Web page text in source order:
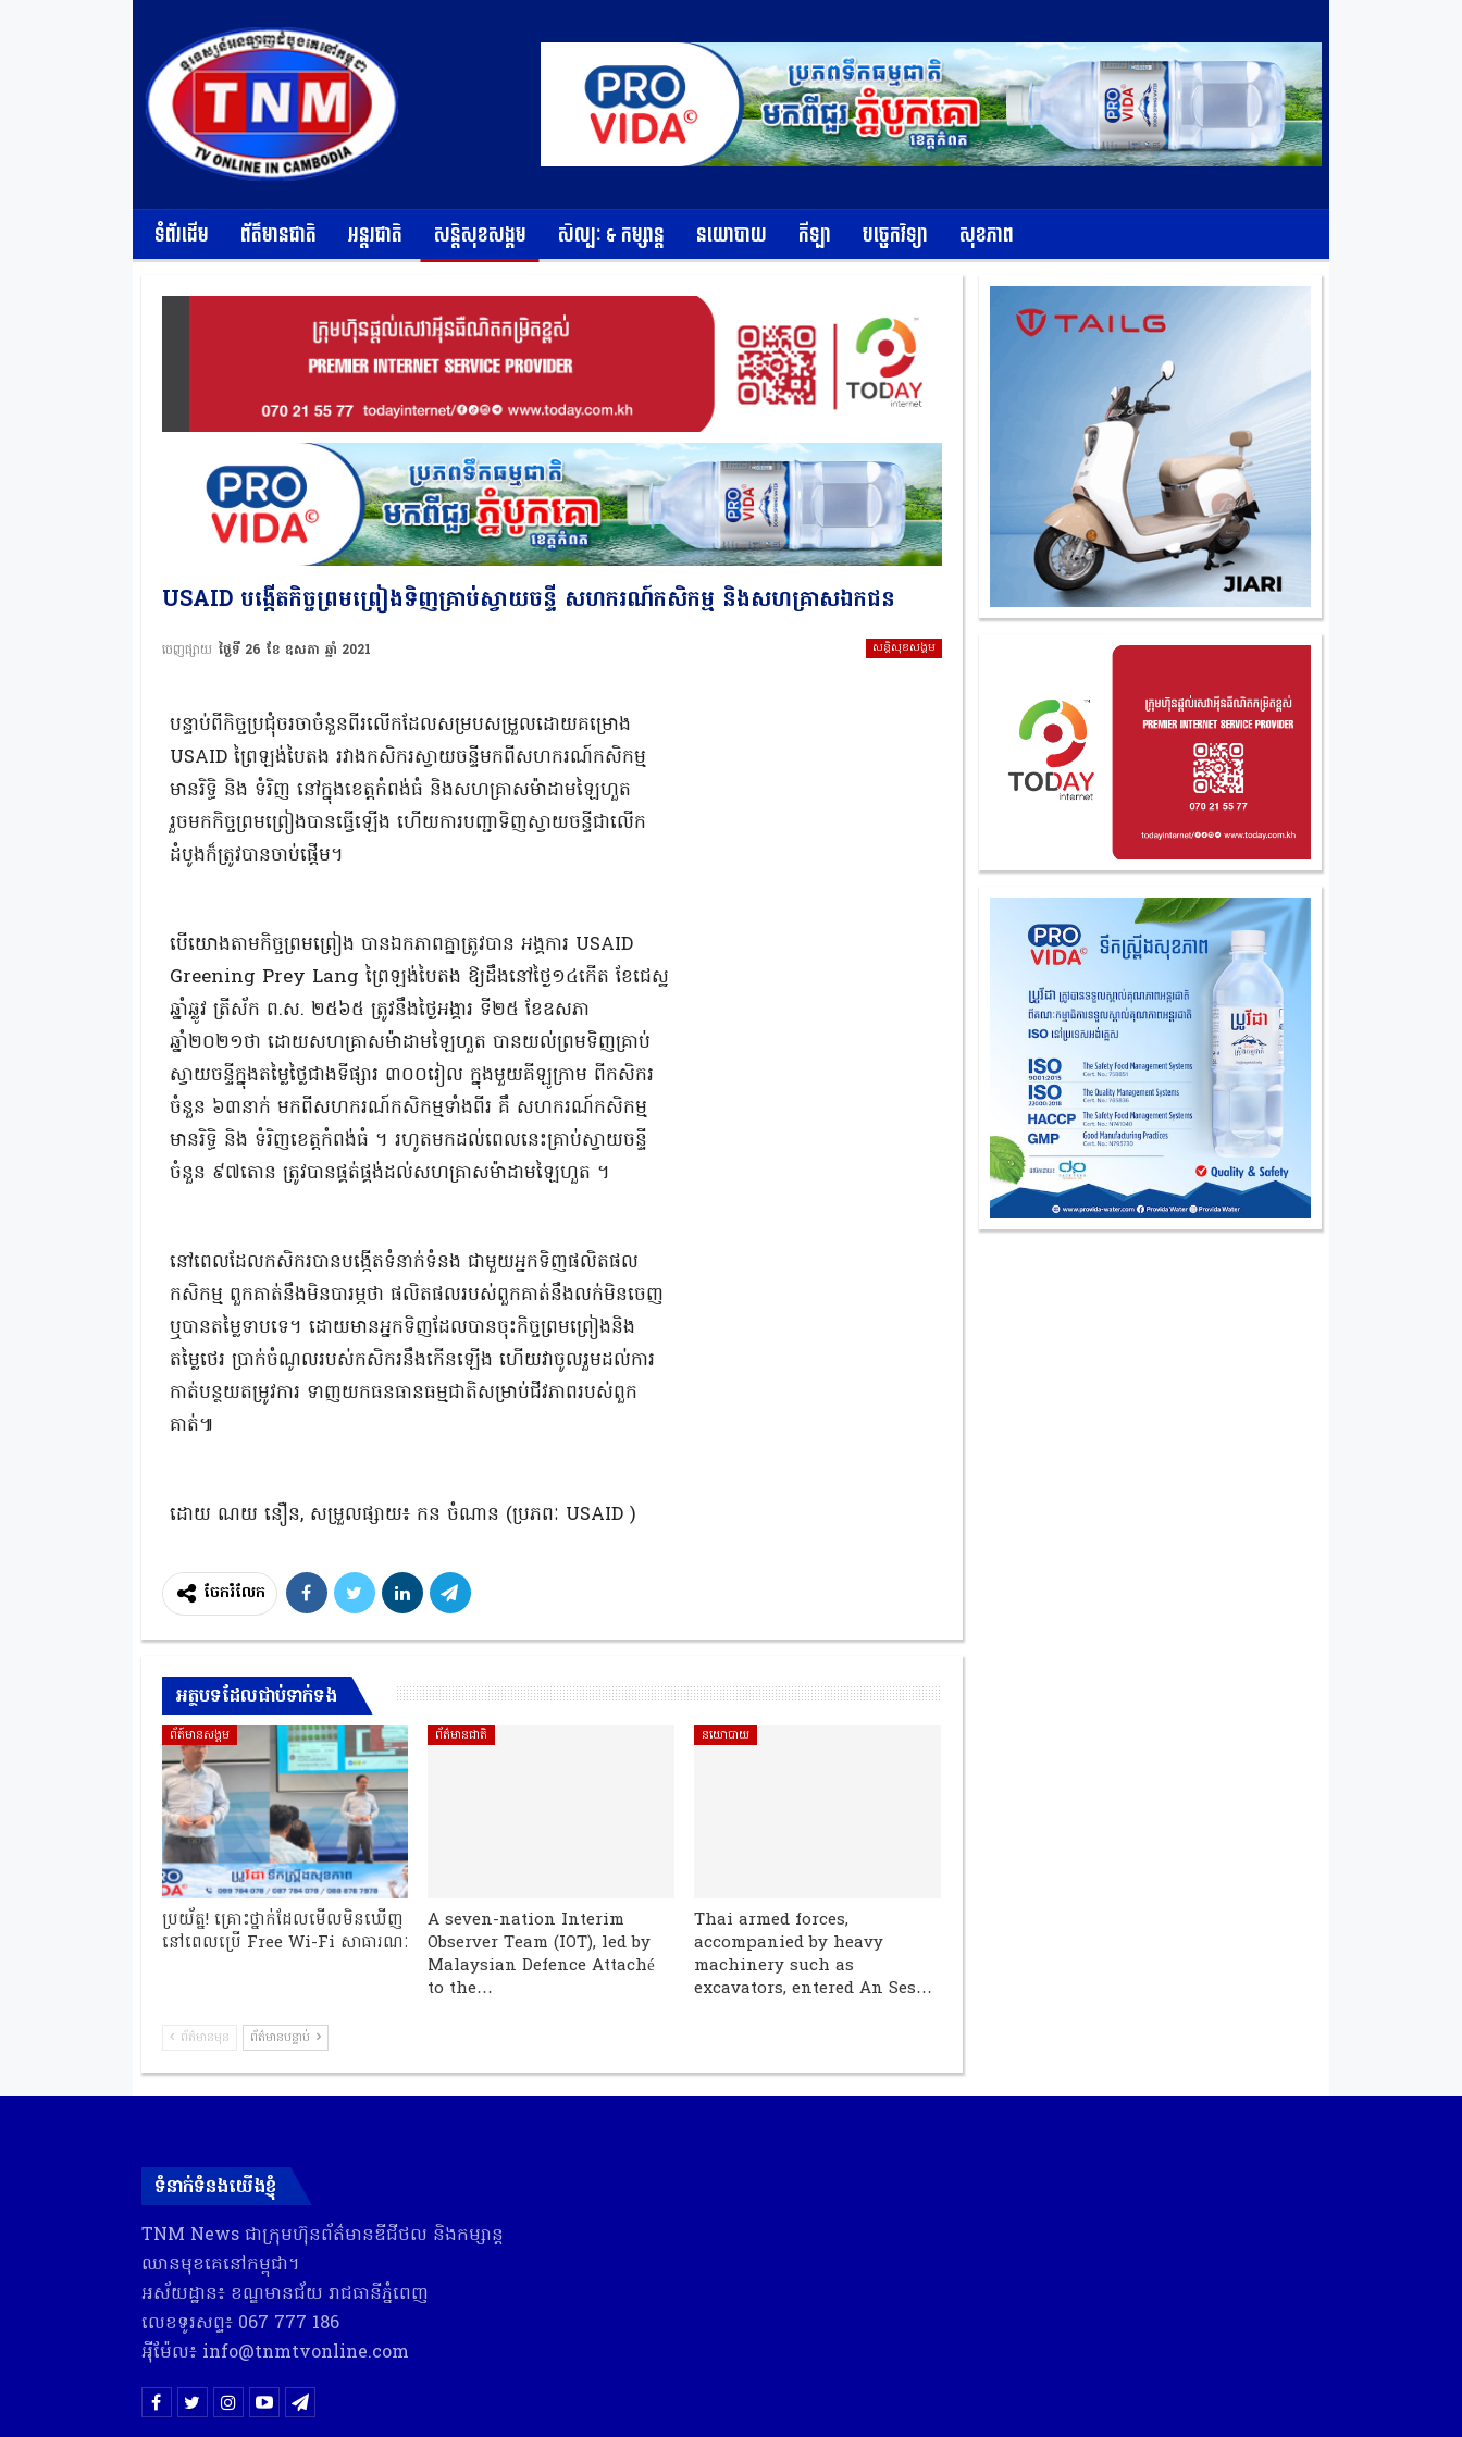
ទំព័រដើម ព័ត៌មានជាតិ អន្តរជាតិ សន្តិសុខសង្គម សិល្បៈ & កម្សាន្ត នយោបាយ កីឡា បច្ចេកវិទ្យា សុខភាព
USAID បង្កើតកិច្ចព្រមព្រៀងទិញគ្រាប់ស្វាយចន្ទី សហករណ៍កសិកម្ម និងសហគ្រាសឯកជន
សន្តិសុខសង្គម
ចេញផ្សាយ ថ្ងៃទី 26 ខែ ឧសភា ឆ្នាំ 2021
បន្ទាប់ពីកិច្ចប្រជុំចរចាចំនួនពីរលើកដែលសម្របសម្រួលដោយគម្រោង
USAID ព្រៃឡង់បៃតង រវាងកសិករស្វាយចន្ទីមកពីសហករណ៍កសិកម្ម
មានរិទ្ធិ និង ទំរិញ នៅក្នុងខេត្តកំពង់ធំ និងសហគ្រាសម៉ាដាមឡៃហួត
រួចមកកិច្ចព្រមព្រៀងបានធ្វើឡើង ហើយការបញ្ជាទិញស្វាយចន្ទីជាលើក
ដំបូងក៏ត្រូវបានចាប់ផ្តើម។
បើយោងតាមកិច្ចព្រមព្រៀង បានឯកភាពគ្នាត្រូវបាន អង្គការ USAID
Greening Prey Lang ព្រៃឡង់បៃតង ឱ្យដឹងនៅថ្ងៃ១៤កើត ខែជេស្ឋ
ឆ្នាំឆ្លូវ ត្រីស័ក ព.ស. ២៥៦៥ ត្រូវនឹងថ្ងៃអង្គារ ទី២៥ ខែឧសភា
ឆ្នាំ២០២១ថា ដោយសហគ្រាសម៉ាដាមឡៃហួត បានយល់ព្រមទិញគ្រាប់
ស្វាយចន្ទីក្នុងតម្លៃថ្លៃជាងទីផ្សារ ៣០០រៀល ក្នុងមួយគីឡូក្រាម ពីកសិករ
ចំនួន ៦៣នាក់ មកពីសហករណ៍កសិកម្មទាំងពីរ គឹ សហករណ៍កសិកម្ម
មានរិទ្ធិ និង ទំរិញខេត្តកំពង់ធំ ។ រហូតមកដល់ពេលនេះគ្រាប់ស្វាយចន្ទី
ចំនួន ៩៧តោន ត្រូវបានផ្គត់ផ្គង់ដល់សហគ្រាសម៉ាដាមឡៃហួត ។
នៅពេលដែលកសិករបានបង្កើតទំនាក់ទំនង ជាមួយអ្នកទិញផលិតផល
កសិកម្ម ពួកគាត់នឹងមិនបារម្ភថា ផលិតផលរបស់ពួកគាត់នឹងលក់មិនចេញ
ឬបានតម្លៃទាបទេ។ ដោយមានអ្នកទិញដែលបានចុះកិច្ចព្រមព្រៀងនិង
តម្លៃថេរ ប្រាក់ចំណូលរបស់កសិករនឹងកើនឡើង ហើយវាចូលរួមដល់ការ
កាត់បន្ថយតម្រូវការ ទាញយកធនធានធម្មជាតិសម្រាប់ជីវភាពរបស់ពួក
គាត់៕
ដោយ ណយ នឿន, សម្រួលផ្សាយ៖ កន ចំណាន (ប្រភពៈ USAID )
ចែករំលែក
អត្ថបទដែលជាប់ទាក់ទង
ព័ត៍មានសង្គម
ប្រយ័ត្ន! គ្រោះថ្នាក់ដែលមើលមិនឃើញ
នៅពេលប្រើ Free Wi-Fi សាធារណៈ
ព័ត៌មានជាតិ
A seven-nation Interim
Observer Team (IOT), led by
Malaysian Defence Attaché
to the…
នយោបាយ
Thai armed forces,
accompanied by heavy
machinery such as
excavators, entered An Ses…
ព័ត៌មានមុន ព័ត៌មានបន្ទាប់
ទំនាក់ទំនងយើងខ្ញុំ
TNM News ជា​ក្រុមហ៊ុន​ព័ត៌មាន​ឌីជីថល និង​កម្សាន្ត​
ឈាន​មុខ​គេ​នៅ​កម្ពុជា។
អស័យដ្ឋាន៖ ខណ្ឌមានជ័យ រាជធានីភ្នំពេញ
លេខទូរសព្ទ៖ 067 777 186
អុីម៉ែល៖ info@tnmtvonline.com